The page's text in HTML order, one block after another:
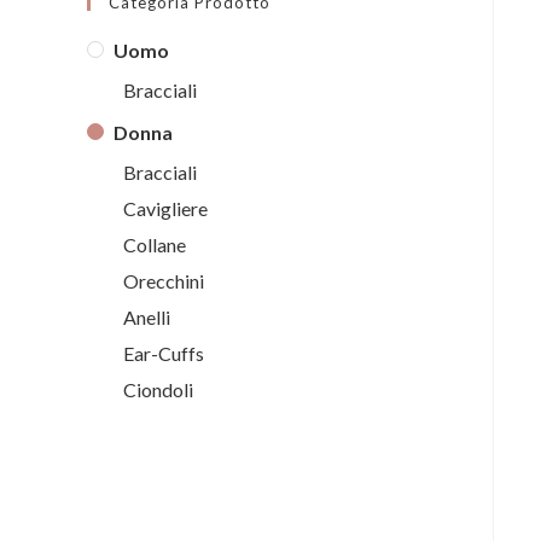
Uomo
Bracciali
Donna
Bracciali
Cavigliere
Collane
Orecchini
Anelli
Ear-Cuffs
Ciondoli